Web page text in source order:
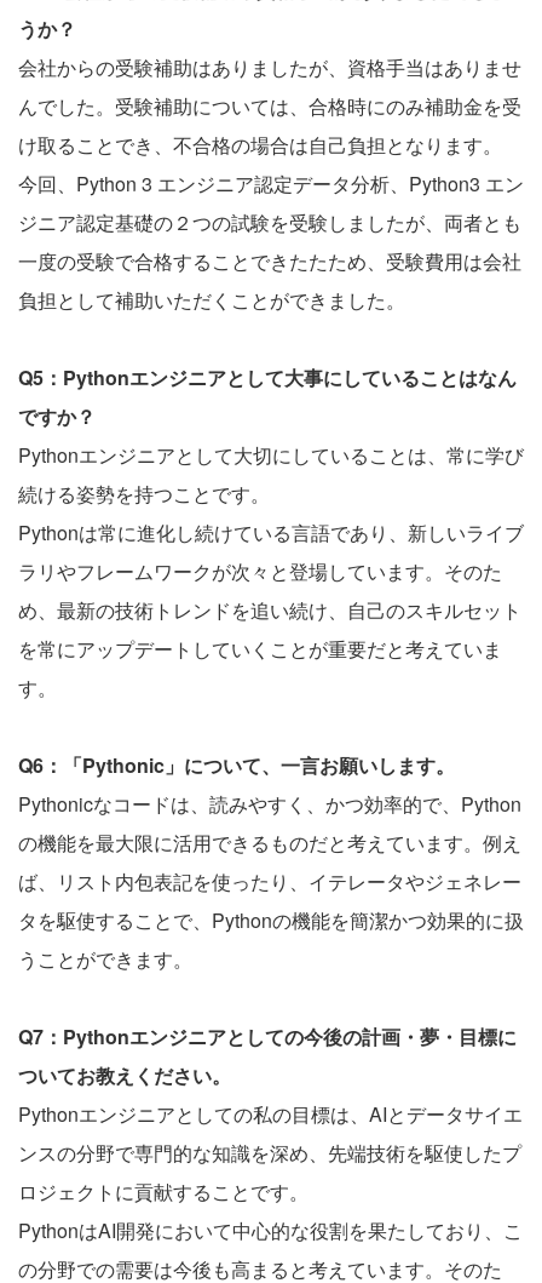
うか？
会社からの受験補助はありましたが、資格手当はありませ
んでした。受験補助については、合格時にのみ補助金を受
け取ることでき、不合格の場合は自己負担となります。
今回、Python 3 エンジニア認定データ分析、Python3 エン
ジニア認定基礎の２つの試験を受験しましたが、両者とも
一度の受験で合格することできたたため、受験費用は会社
負担として補助いただくことができました。
Q5：Pythonエンジニアとして大事にしていることはなん
ですか？
Pythonエンジニアとして大切にしていることは、常に学び
続ける姿勢を持つことです。
Pythonは常に進化し続けている言語であり、新しいライブ
ラリやフレームワークが次々と登場しています。そのた
め、最新の技術トレンドを追い続け、自己のスキルセット
を常にアップデートしていくことが重要だと考えていま
す。
Q6：「Pythonic」について、一言お願いします。
Pythonicなコードは、読みやすく、かつ効率的で、Python
の機能を最大限に活用できるものだと考えています。例え
ば、リスト内包表記を使ったり、イテレータやジェネレー
タを駆使することで、Pythonの機能を簡潔かつ効果的に扱
うことができます。
Q7：Pythonエンジニアとしての今後の計画・夢・目標に
ついてお教えください。
Pythonエンジニアとしての私の目標は、AIとデータサイエ
ンスの分野で専門的な知識を深め、先端技術を駆使したプ
ロジェクトに貢献することです。
PythonはAI開発において中心的な役割を果たしており、こ
の分野での需要は今後も高まると考えています。そのた